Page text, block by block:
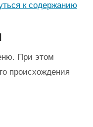
к содержанию
При этом
происхождения